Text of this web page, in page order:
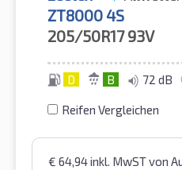
ZT8000 4S
205/50R17 93V
D B 72 dB
Reifen Vergleichen
€ 64,94inkl. MwSTvon